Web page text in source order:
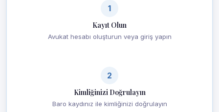
1
Kayıt Olun
Avukat hesabı oluşturun veya giriş yapın
2
Kimliğinizi Doğrulayın
Baro kaydınız ile kimliğinizi doğrulayın